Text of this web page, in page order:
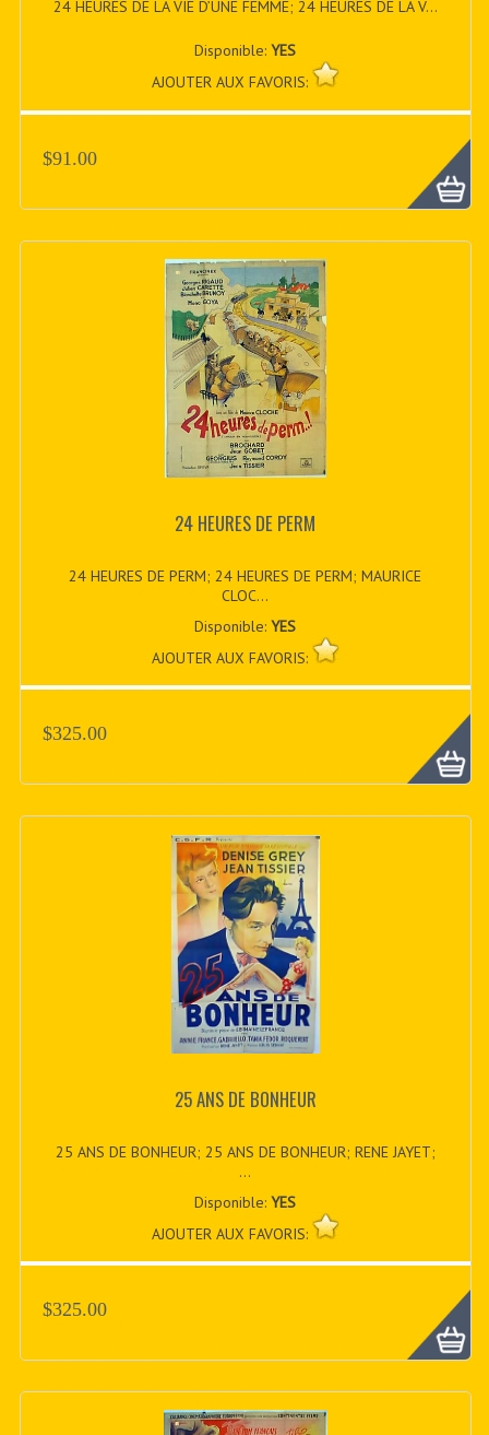
24 HEURES DE LA VIE D’UNE FEMME; 24 HEURES DE LA V...
Disponible:YES
AJOUTER AUX FAVORIS:
$91.00
24 HEURES DE PERM
24 HEURES DE PERM; 24 HEURES DE PERM; MAURICE
CLOC...
Disponible:YES
AJOUTER AUX FAVORIS:
$325.00
25 ANS DE BONHEUR
25 ANS DE BONHEUR; 25 ANS DE BONHEUR; RENE JAYET;
...
Disponible:YES
AJOUTER AUX FAVORIS:
$325.00